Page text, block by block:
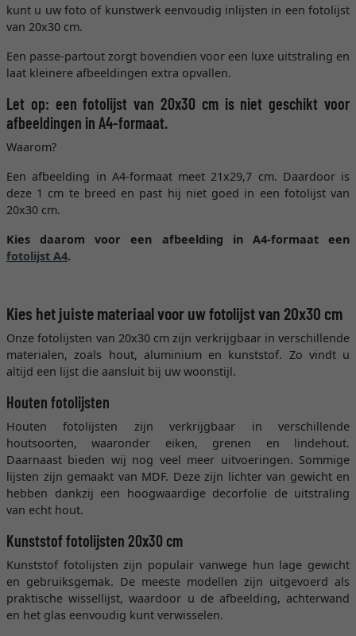
kunt u uw foto of kunstwerk eenvoudig inlijsten in een fotolijst
van 20x30 cm.
Een passe-partout zorgt bovendien voor een luxe uitstraling en
laat kleinere afbeeldingen extra opvallen.
Let op: een fotolijst van 20x30 cm is niet geschikt voor
afbeeldingen in A4-formaat.
Waarom?
Een afbeelding in A4-formaat meet 21x29,7 cm. Daardoor is
deze 1 cm te breed en past hij niet goed in een fotolijst van
20x30 cm.
Kies daarom voor een afbeelding in A4-formaat een
fotolijst A4.
Kies het juiste materiaal voor uw fotolijst van 20x30 cm
Onze fotolijsten van 20x30 cm zijn verkrijgbaar in verschillende
materialen, zoals hout, aluminium en kunststof. Zo vindt u
altijd een lijst die aansluit bij uw woonstijl.
Houten fotolijsten
Houten fotolijsten zijn verkrijgbaar in verschillende
houtsoorten, waaronder eiken, grenen en lindehout.
Daarnaast bieden wij nog veel meer uitvoeringen. Sommige
lijsten zijn gemaakt van MDF. Deze zijn lichter van gewicht en
hebben dankzij een hoogwaardige decorfolie de uitstraling
van echt hout.
Kunststof fotolijsten 20x30 cm
Kunststof fotolijsten zijn populair vanwege hun lage gewicht
en gebruiksgemak. De meeste modellen zijn uitgevoerd als
praktische wissellijst, waardoor u de afbeelding, achterwand
en het glas eenvoudig kunt verwisselen.